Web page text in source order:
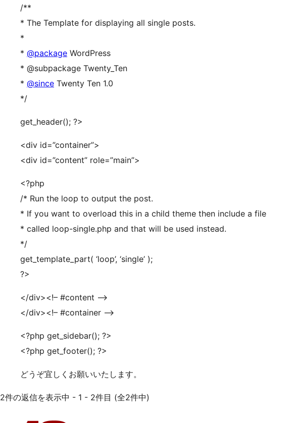
/**
* The Template for displaying all single posts.
*
* @package WordPress
* @subpackage Twenty_Ten
* @since Twenty Ten 1.0
*/
get_header(); ?>
<div id=”container”>
<div id=”content” role=”main”>
<?php
/* Run the loop to output the post.
* If you want to overload this in a child theme then include a file
* called loop-single.php and that will be used instead.
*/
get_template_part( ‘loop’, ‘single’ );
?>
</div><!– #content –>
</div><!– #container –>
<?php get_sidebar(); ?>
<?php get_footer(); ?>
どうぞ宜しくお願いいたします。
2件の返信を表示中 - 1 - 2件目 (全2件中)